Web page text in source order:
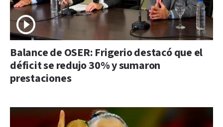
Balance de OSER: Frigerio destacó que el
déficit se redujo 30% y sumaron
prestaciones